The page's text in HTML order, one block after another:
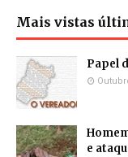
Mais vistas
Papel
e